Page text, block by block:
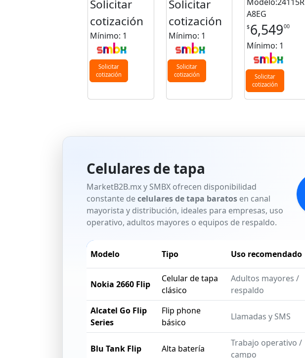
Solicitar
cotización
Mínimo: 1
Solicitar
cotización
Solicitar
cotización
Mínimo: 1
Solicitar
cotización
A8EG
$6,54900
Mínimo: 1
Solicitar
cotización
Celulares de tapa
MarketB2B.mx y SMBX ofrecen disponibilidad
constante decelulares de tapa baratos en canal
mayorista y distribución, ideales para empresas, uso
operativo, adultos mayores o equipos de respaldo.
Modelo Tipo Uso recomendado
Nokia 2660 Flip
Celular de tapa
clásico
Adultos mayores /
respaldo
Alcatel Go Flip
Series
Flip phone
básico
Llamadas y SMS
Blu Tank Flip Alta batería
Trabajo operativo /
campo